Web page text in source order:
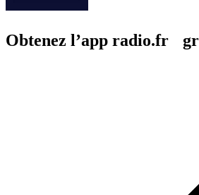
Obtenez l’app radio.fr